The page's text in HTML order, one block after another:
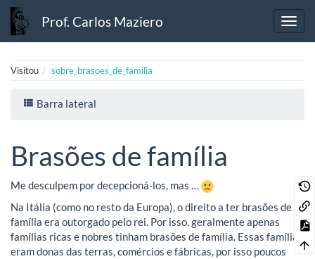
Prof. Carlos Maziero
Visitou sobre_brasoes_de_familia
Barra lateral
Brasões de família
Me desculpem por decepcioná-los, mas …
Na Itália (como no resto da Europa), o direito a ter brasões de
família era outorgado pelo rei. Por isso, geralmente apenas
famílias ricas e nobres tinham brasões de família. Essas famílias
eram donas das terras, comércios e fábricas, por isso poucos